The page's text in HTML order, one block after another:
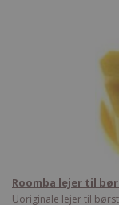
Roomba lejer til
Uoriginale lejer til